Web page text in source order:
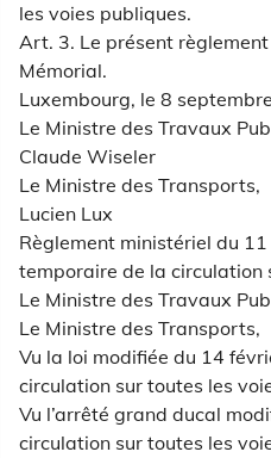
les voies publiques.
Art. 3. Le présent
Mémorial.
Luxembourg, le 8
Le Ministre des Travaux
Claude Wiseler
Le Ministre des Transports,
Lucien Lux
Règlement ministériel du
temporaire de la circulation
Le Ministre des Travaux
Le Ministre des Transports,
Vu la loi modifiée du 14
circulation sur toutes les
Vu l’arrêté grand ducal
circulation sur toutes les